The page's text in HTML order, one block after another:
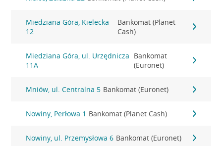
Miedziana Góra, Kielecka
12
Bankomat (Planet
Cash)
Miedziana Góra, ul. Urzędnicza
11A
Bankomat
(Euronet)
Mniów, ul. Centralna 5 Bankomat (Euronet)
Nowiny, Perłowa 1 Bankomat (Planet Cash)
Nowiny, ul. Przemysłowa 6 Bankomat (Euronet)